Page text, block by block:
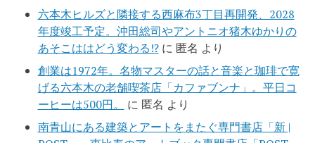
六本木ヒルズと隣接する西麻布3丁目再開発、2028
年度竣工予定。沖田総司やアントニオ猪木ゆかりの
あそこははどう変わる!?に 匿名 より
創業は1972年。名物マスターの話と音楽と珈琲で寛
げる六本木の老舗喫茶店「カファブンナ」。平日コ
ーヒーは500円。
に 匿名 より
南青山にある建築とアートをまたぐ専門書店「新 |